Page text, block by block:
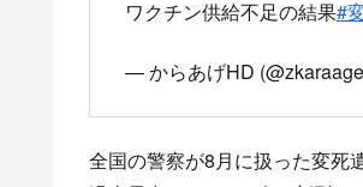
ワクチン供給不足の結果#
— からあげHD
全国の警察が8月に扱った変死